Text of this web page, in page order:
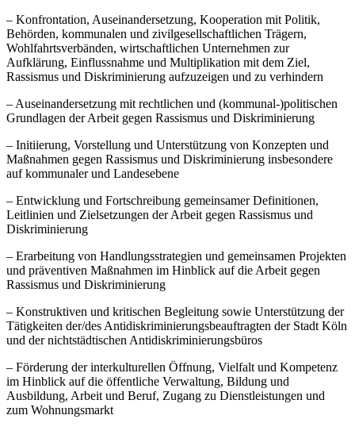
– Konfrontation, Auseinandersetzung, Kooperation mit Politik,
Behörden, kommunalen und zivilgesellschaftlichen Trägern,
Wohlfahrtsverbänden, wirtschaftlichen Unternehmen zur
Aufklärung, Einflussnahme und Multiplikation mit dem Ziel,
Rassismus und Diskriminierung aufzuzeigen und zu verhindern
– Auseinandersetzung mit rechtlichen und (kommunal-)politischen
Grundlagen der Arbeit gegen Rassismus und Diskriminierung
– Initiierung, Vorstellung und Unterstützung von Konzepten und
Maßnahmen gegen Rassismus und Diskriminierung insbesondere
auf kommunaler und Landesebene
– Entwicklung und Fortschreibung gemeinsamer Definitionen,
Leitlinien und Zielsetzungen der Arbeit gegen Rassismus und
Diskriminierung
– Erarbeitung von Handlungsstrategien und gemeinsamen Projekten
und präventiven Maßnahmen im Hinblick auf die Arbeit gegen
Rassismus und Diskriminierung
– Konstruktiven und kritischen Begleitung sowie Unterstützung der
Tätigkeiten der/des Antidiskriminierungsbeauftragten der Stadt Köln
und der nichtstädtischen Antidiskriminierungsbüros
– Förderung der interkulturellen Öffnung, Vielfalt und Kompetenz
im Hinblick auf die öffentliche Verwaltung, Bildung und
Ausbildung, Arbeit und Beruf, Zugang zu Dienstleistungen und
zum Wohnungsmarkt